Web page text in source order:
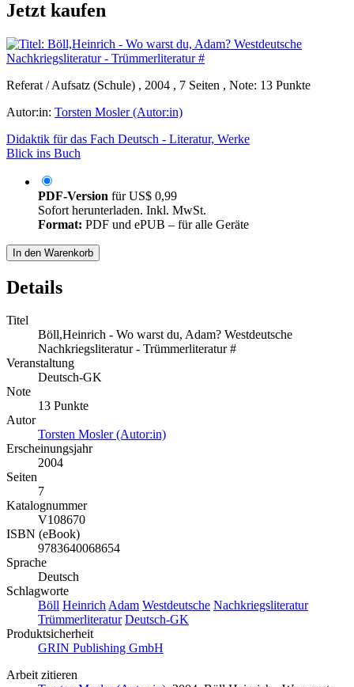
Jetzt kaufen
Referat / Aufsatz (Schule) , 2004 , 7 Seiten , Note: 13 Punkte
Autor:in: Torsten Mosler (Autor:in)
Didaktik für das Fach Deutsch - Literatur, Werke
Blick ins Buch
PDF-Version fürUS$ 0,99
Sofort herunterladen. Inkl. MwSt.
Format: PDF und ePUB – für alle Geräte
In den Warenkorb
Details
Titel
Böll,Heinrich - Wo warst du, Adam? Westdeutsche
Nachkriegsliteratur - Trümmerliteratur #
Veranstaltung
Deutsch-GK
Note
13 Punkte
Autor
Torsten Mosler (Autor:in)
Erscheinungsjahr
2004
Seiten
7
Katalognummer
V108670
ISBN (eBook)
9783640068654
Sprache
Deutsch
Schlagworte
Böll HeinrichAdam Westdeutsche Nachkriegsliteratur
Trümmerliteratur Deutsch-GK
Produktsicherheit
GRIN Publishing GmbH
Arbeit zitieren